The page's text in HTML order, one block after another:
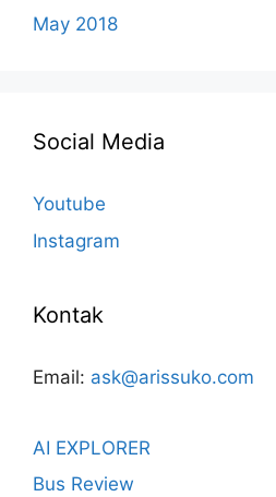
May 2018
Social Media
Youtube
Instagram
Kontak
Email: ask@arissuko.com
AI EXPLORER
Bus Review